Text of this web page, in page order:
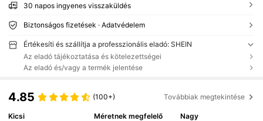
30 napos ingyenes visszaküldés
Biztonságos fizetések · Adatvédelem
Értékesíti és szállítja a professzionális eladó: SHEIN
Az eladó tájékoztatása és kötelezettségei
Az eladó és/vagy a termék jelentése
4.85 (100+) Továbbiak megtekintése
Kicsi
Méretnek megfelelő
Nagy